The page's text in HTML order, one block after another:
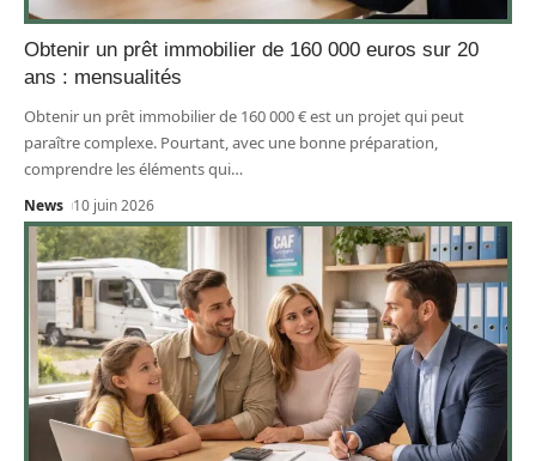
Obtenir un prêt immobilier de 160 000 euros sur 20
ans : mensualités
Obtenir un prêt immobilier de 160 000 € est un projet qui peut
paraître complexe. Pourtant, avec une bonne préparation,
comprendre les éléments qui…
News 10 juin 2026